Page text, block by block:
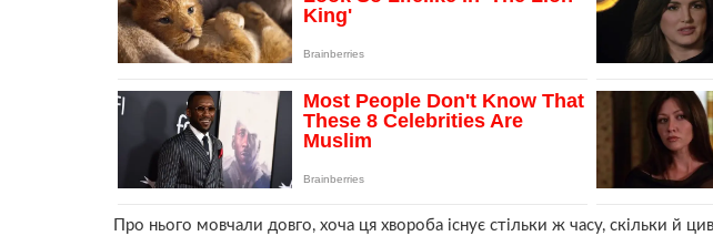
Про нього мовчали довго, хоча ця хвороба існує стільки ж часу, скільки й